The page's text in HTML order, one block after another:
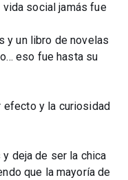
vida social jamás fue
y un libro de novelas
eso fue hasta su
efecto y la curiosidad
deja de ser la chica
que la mayoría de